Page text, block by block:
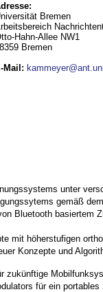
Bremen
Hahn-Allee NW1
Bremen
Mail :
unter
gemäß
Bluetooth basiertem
mit höherstufigen
Konzepte und
zukünftige
für ein portables